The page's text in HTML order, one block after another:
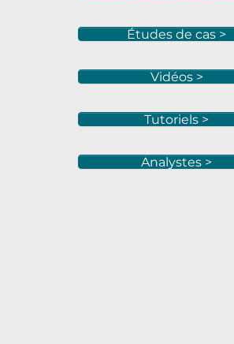
Études de cas >
Vidéos >
Tutoriels >
Analystes >